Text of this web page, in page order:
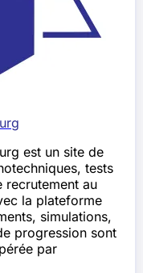
est un site de
tests
recrutement au
la plateforme
simulations,
progression sont
par